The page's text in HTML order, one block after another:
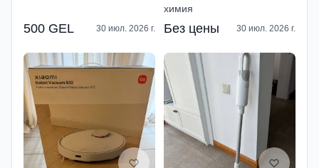
500 GEL 30 июл. 2026 г.
химия
Без цены 30 июл. 2026 г.